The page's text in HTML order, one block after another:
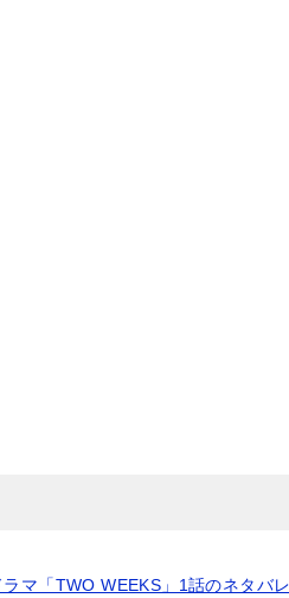
ラマ「TWO WEEKS」1話のネタバレ